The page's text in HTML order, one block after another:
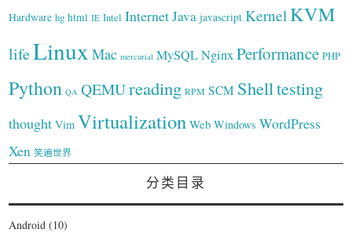
Hardware hg html IE Intel InternetJava javascript Kernel KVM
lifeLinux Mac mercurial MySQLNginxPerformance PHP
Python QA QEMUreading RPM SCM Shelltesting
thought Vim Virtualization Web Windows WordPress
Xen 笑遍世界
分类目录
Android (10)